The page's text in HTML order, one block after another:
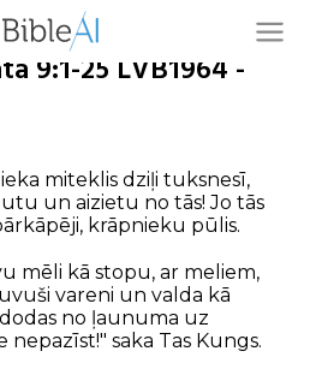
9:1-25 LVB1964 -
miteklis dziļi tuksnesī,
un aizietu no tās! Jo tās
krāpnieku pūlis.
mēli kā stopu, ar meliem,
vareni un valda kā
no ļaunuma uz
saka Tas Kungs.